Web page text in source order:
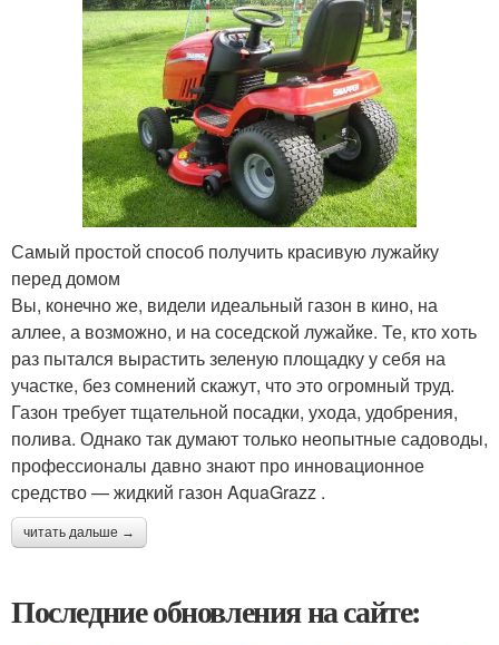
Самый простой способ получить красивую лужайку
перед домом
Вы, конечно же, видели идеальный газон в кино, на
аллее, а возможно, и на соседской лужайке. Те, кто хоть
раз пытался вырастить зеленую площадку у себя на
участке, без сомнений скажут, что это огромный труд.
Газон требует тщательной посадки, ухода, удобрения,
полива. Однако так думают только неопытные садоводы,
профессионалы давно знают про инновационное
средство — жидкий газон AquaGrazz .
читать дальше →
Последние обновления на сайте: